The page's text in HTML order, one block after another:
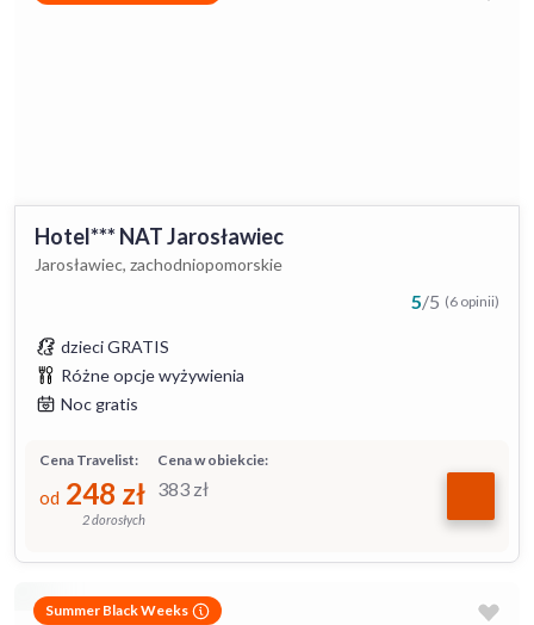
Hotel*** NAT Jarosławiec
Jarosławiec, zachodniopomorskie
5/5 (6 opinii)
dzieci GRATIS
Różne opcje wyżywienia
Noc gratis
Cena w obiekcie:
383 zł
Cena Travelist:
od 248 zł
2 dorosłych
Summer Black Weeks